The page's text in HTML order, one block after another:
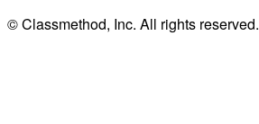
© Classmethod, Inc. All rights reserved.